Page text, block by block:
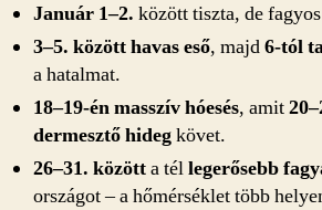
Január 1–2. között tiszta, de
3–5. között havas eső, majd6-tól
a hatalmat.
18–19-én masszív hóesés, amit
dermesztő hidegkövet.
26–31. közötta téllegerősebb
országot – a hőmérséklet több